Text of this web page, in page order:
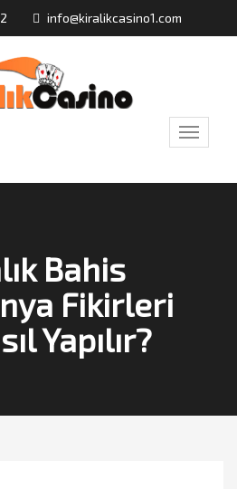
info@kiralikcasino1.com
Toggle
Bahis
Fikirleri
Yapılır?